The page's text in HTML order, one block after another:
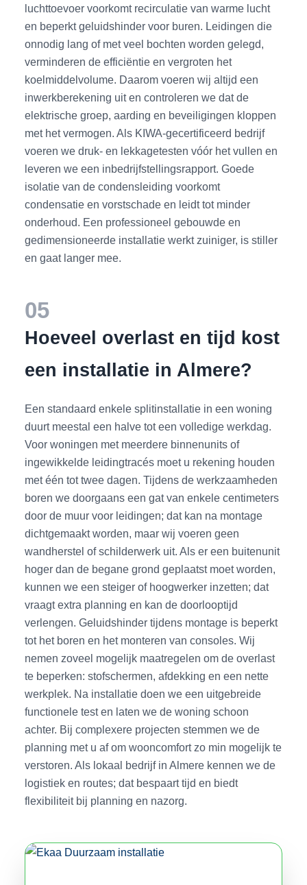
luchttoevoer voorkomt recirculatie van warme lucht
en beperkt geluidshinder voor buren. Leidingen die
onnodig lang of met veel bochten worden gelegd,
verminderen de efficiëntie en vergroten het
koelmiddelvolume. Daarom voeren wij altijd een
inwerkberekening uit en controleren we dat de
elektrische groep, aarding en beveiligingen kloppen
met het vermogen. Als KIWA-gecertificeerd bedrijf
voeren we druk- en lekkagetesten vóór het vullen en
leveren we een inbedrijfstellingsrapport. Goede
isolatie van de condensleiding voorkomt
condensatie en vorstschade en leidt tot minder
onderhoud. Een professioneel gebouwde en
gedimensioneerde installatie werkt zuiniger, is stiller
en gaat langer mee.
05
Hoeveel overlast en tijd kost
een installatie in Almere?
Een standaard enkele splitinstallatie in een woning
duurt meestal een halve tot een volledige werkdag.
Voor woningen met meerdere binnenunits of
ingewikkelde leidingtracés moet u rekening houden
met één tot twee dagen. Tijdens de werkzaamheden
boren we doorgaans een gat van enkele centimeters
door de muur voor leidingen; dat kan na montage
dichtgemaakt worden, maar wij voeren geen
wandherstel of schilderwerk uit. Als er een buitenunit
hoger dan de begane grond geplaatst moet worden,
kunnen we een steiger of hoogwerker inzetten; dat
vraagt extra planning en kan de doorlooptijd
verlengen. Geluidshinder tijdens montage is beperkt
tot het boren en het monteren van consoles. Wij
nemen zoveel mogelijk maatregelen om de overlast
te beperken: stofschermen, afdekking en een nette
werkplek. Na installatie doen we een uitgebreide
functionele test en laten we de woning schoon
achter. Bij complexere projecten stemmen we de
planning met u af om wooncomfort zo min mogelijk te
verstoren. Als lokaal bedrijf in Almere kennen we de
logistiek en routes; dat bespaart tijd en biedt
flexibiliteit bij planning en nazorg.